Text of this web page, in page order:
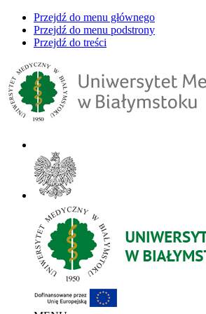
Przejdź do menu głównego
Przejdź do menu podstrony
Przejdź do treści